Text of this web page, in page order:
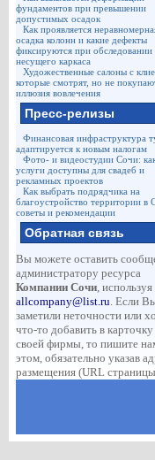
фундаментов при превышении
допустимых осадок
Как проявляется
осадка колонн и какие дефекты
фиксируются при обследовании
несущего каркаса
Художественные салоны с
которые смотрят, но не
иллюзия вовлечения
Пресс-релизы
Финансовая инфраструктура
адаптируется к новым налогам
Фото- и видеостудии Сочи:
услуги доступны для свадеб и
рекламных проектов
Как выбрать подрядчика на
благоустройство территории в
советы и рекомендации
Обратная связь
Вы можете оставить
администратору ресурса
Компании Сочи, используя
allcompany@list.ru. Если
заметили неточности или
что-то добавить в карточку
своей фирмы, то пишите
этом, обязательно указав
размещения (URL